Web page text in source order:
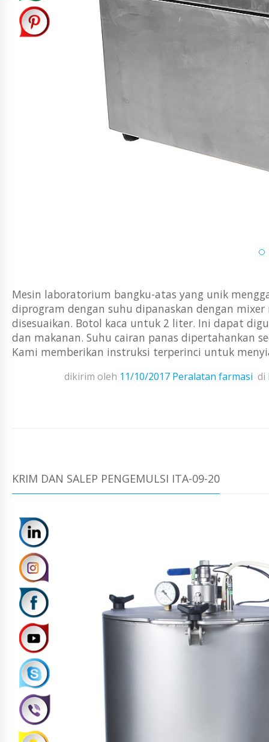
Mesin laboratorium bangku-atas yang unik
diprogram dengan suhu dipanaskan dengan
disesuaikan. Botol kaca untuk 2 liter. Ini dapat
dan makanan. Suhu cairan panas dipertahankan
Kami memberikan instruksi terperinci untuk
dikirim oleh 11/10/2017 Peralatan farmasi di
KRIM DAN SALEP PENGEMULSI ITA-09-20